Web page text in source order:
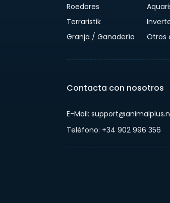
Roedores
Terraristik
Granja / Ganadería
Otros
Contacta con nosotros
E-Mail:
Teléfono: +34 902 996 356